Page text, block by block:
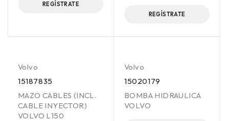
REGÍSTRATE
REGÍSTRATE
Volvo
15187835
MAZO CABLES (INCL.
CABLE INYECTOR)
VOLVO L150
Volvo
15020179
BOMBA HIDRAULICA
VOLVO